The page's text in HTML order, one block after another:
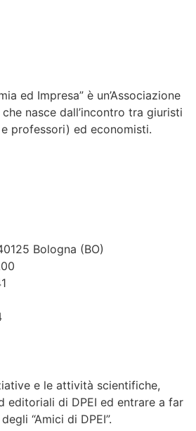
ed Impresa” è un’Associazione
nasce dall’incontro tra giuristi
professori) ed economisti.
Bologna (BO)
e le attività scientifiche,
editoriali di DPEI ed entrare a far
“Amici di DPEI”.